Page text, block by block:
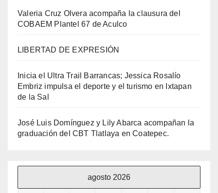
Valeria Cruz Olvera acompaña la clausura del
COBAEM Plantel 67 de Aculco
LIBERTAD DE EXPRESIÓN
Inicia el Ultra Trail Barrancas; Jessica Rosalío
Embriz impulsa el deporte y el turismo en Ixtapan
de la Sal
José Luis Domínguez y Lily Abarca acompañan la
graduación del CBT Tlatlaya en Coatepec.
agosto 2026